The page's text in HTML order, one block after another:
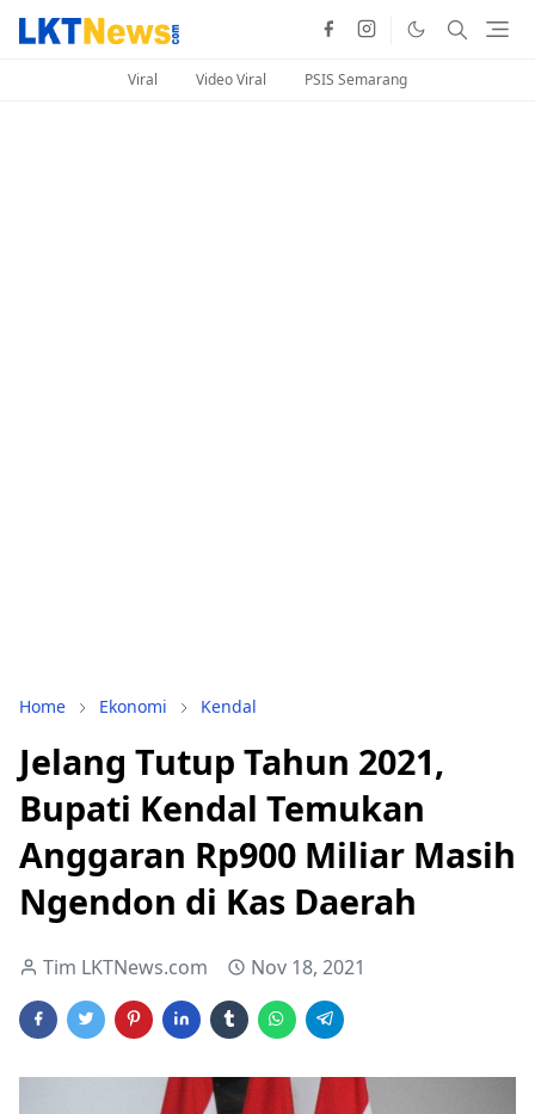
Viral Video Viral PSIS Semarang
Home Ekonomi Kendal
Jelang Tutup Tahun 2021,
Bupati Kendal Temukan
Anggaran Rp900 Miliar Masih
Ngendon di Kas Daerah
Tim LKTNews.com Nov 18, 2021